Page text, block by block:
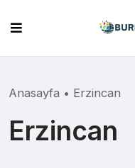
content
Anasayfa • Erzincan
Erzincan